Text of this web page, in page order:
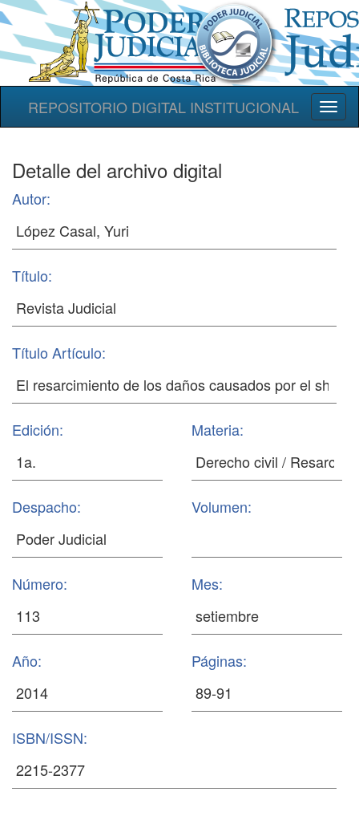
REPOSITORIO DIGITAL INSTITUCIONAL
Detalle del archivo digital
Autor:
Título:
Título Artículo:
Edición: Materia:
Despacho: Volumen:
Número: Mes:
Año: Páginas:
ISBN/ISSN: